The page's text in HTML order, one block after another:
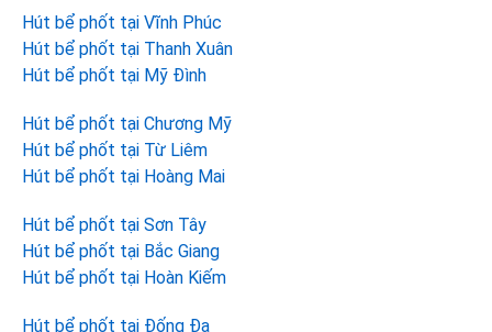
Hút bể phốt tại Vĩnh Phúc
Hút bể phốt tại Thanh Xuân
Hút bể phốt tại Mỹ Đình
Hút bể phốt tại Chương Mỹ
Hút bể phốt tại Từ Liêm
Hút bể phốt tại Hoàng Mai
Hút bể phốt tại Sơn Tây
Hút bể phốt tại Bắc Giang
Hút bể phốt tại Hoàn Kiếm
Hút bể phốt tại Đống Đa